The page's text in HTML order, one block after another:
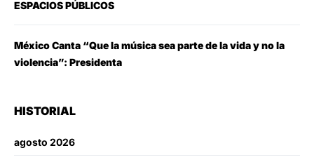
ESPACIOS PÚBLICOS
México Canta “Que la música sea parte de la vida y no la
violencia”: Presidenta
HISTORIAL
agosto 2026